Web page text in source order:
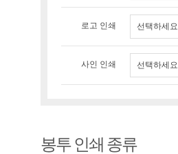
로고 인쇄 선택하세요
사인 인쇄 선택하세요
봉투 인쇄 종류